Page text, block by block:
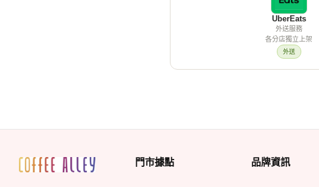
UberEats
外送服務
各分店獨立上架
外送
門市據點 品牌資訊